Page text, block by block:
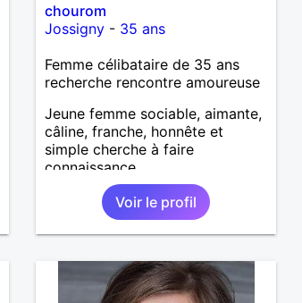
chourom
Jossigny - 35 ans
Femme célibataire de 35 ans
recherche rencontre amoureuse
Jeune femme sociable, aimante,
câline, franche, honnête et
simple cherche à faire
connaissance.
Voir le profil